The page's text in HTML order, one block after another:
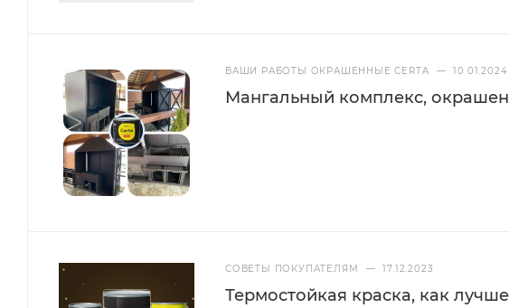
Инструкция по нанесению
Очистить поверхность от ржавчины и загрязнений.
Обезжирить поверхность растворителем CERTA.
Наносить в 2-3 слоя. Межслойная сушка — 30 минут.
ВАШИ РАБОТЫ ОКРАШЕННЫЕ CERTA — 10.01.2024
Мангальный комплекс,
СОВЕТЫ ПОКУПАТЕЛЯМ — 17.12.2023
Термостойкая краска, как